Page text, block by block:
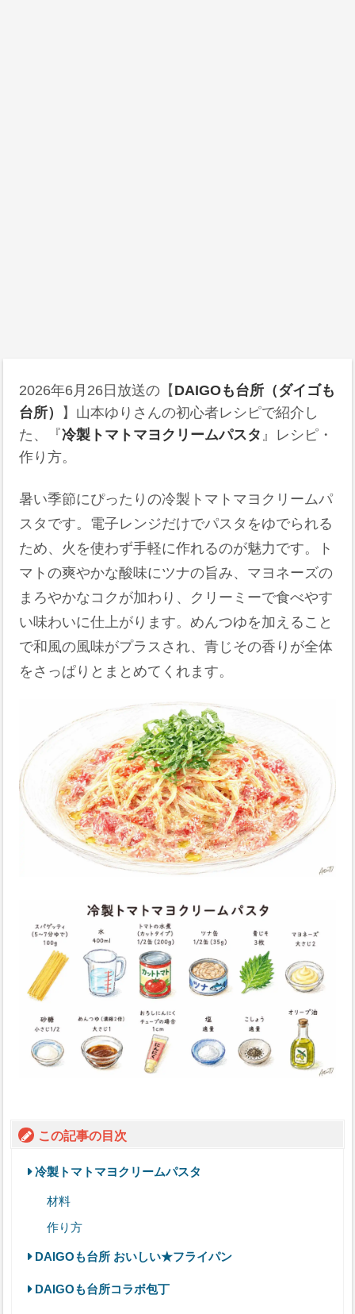
2026年6月26日 放送の【 DAIGOも台所（ダイゴも
台所）
】山本ゆりさんの初心者レシピで紹介し
た、『冷製トマトマヨクリームパスタ 』レシピ・
作り方。
暑い季節にぴったりの冷製トマトマヨクリームパ
スタです。電子レンジだけでパスタをゆでられる
ため、火を使わず手軽に作れるのが魅力です。ト
マトの爽やかな酸味にツナの旨み、マヨネーズの
まろやかなコクが加わり、クリーミーで食べやす
い味わいに仕上がります。めんつゆを加えること
で和風の風味がプラスされ、青じその香りが全体
をさっぱりとまとめてくれます。
この記事の目次
冷製トマトマヨクリームパスタ
材料
作り方
DAIGOも台所 おいしい★フライパン
DAIGOも台所コラボ包丁